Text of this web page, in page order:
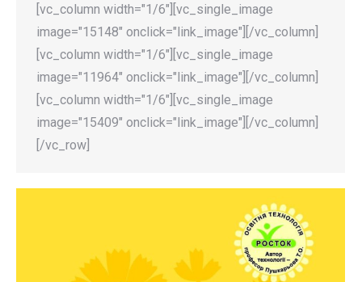
[vc_column width="1/6"][vc_single_image
image="15148" onclick="link_image"][/vc_column]
[vc_column width="1/6"][vc_single_image
image="11964" onclick="link_image"][/vc_column]
[vc_column width="1/6"][vc_single_image
image="15409" onclick="link_image"][/vc_column]
[/vc_row]